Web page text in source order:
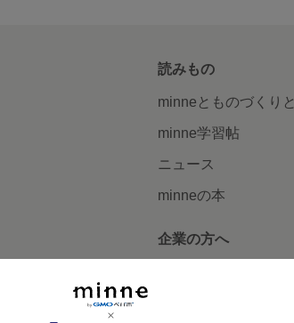
読みもの
minneとものづくりと
minne学習帖
ニュース
minneの本
企業の方へ